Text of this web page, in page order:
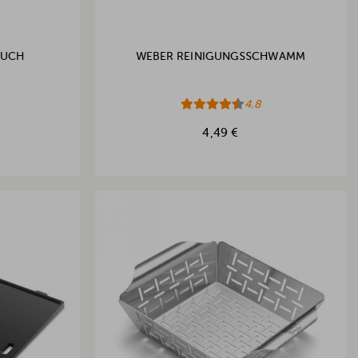
WEBER REINIGUNGSSCHWAMM
4.8
4,49 €